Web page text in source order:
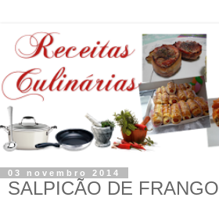
03 novembro 2014
SALPICÃO DE FRANGO